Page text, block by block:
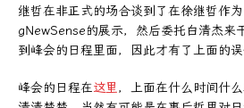
继哲在非正式的场合谈到了在徐继哲作
gNewSense的展示，然后委托白清杰来
到峰会的日程里面，因此才有了上面的误
峰会的日程在这里，上面在什么时间什